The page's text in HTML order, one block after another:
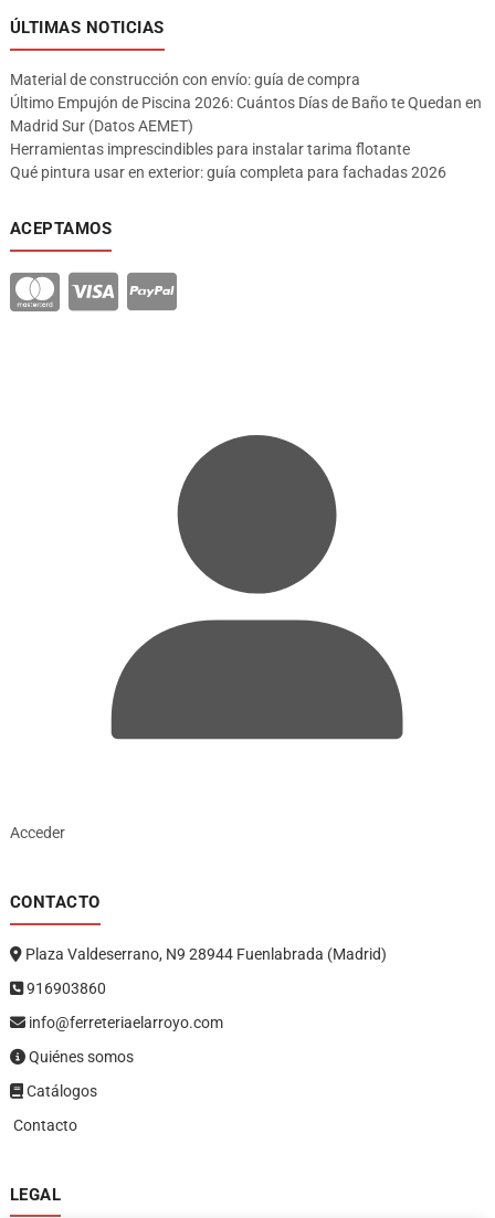
ÚLTIMAS NOTICIAS
Material de construcción con envío: guía de compra
Último Empujón de Piscina 2026: Cuántos Días de Baño te Quedan en
Madrid Sur (Datos AEMET)
Herramientas imprescindibles para instalar tarima flotante
Qué pintura usar en exterior: guía completa para fachadas 2026
ACEPTAMOS
Acceder
CONTACTO
Plaza Valdeserrano, N9 28944 Fuenlabrada (Madrid)
916903860
info@ferreteriaelarroyo.com
Quiénes somos
Catálogos
Contacto
LEGAL